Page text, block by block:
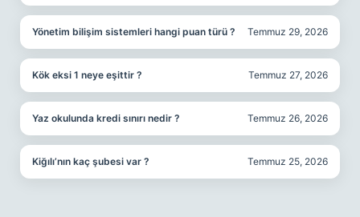
Yönetim bilişim sistemleri hangi puan türü ? Temmuz 29, 2026
Kök eksi 1 neye eşittir ? Temmuz 27, 2026
Yaz okulunda kredi sınırı nedir ? Temmuz 26, 2026
Kiğılı’nın kaç şubesi var ? Temmuz 25, 2026